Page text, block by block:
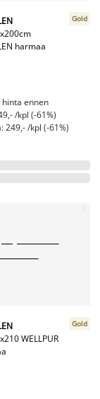
harmaa
Gold
ennen
/kpl (-61%)
249,- /kpl (-61%)
WELLPUR
Gold